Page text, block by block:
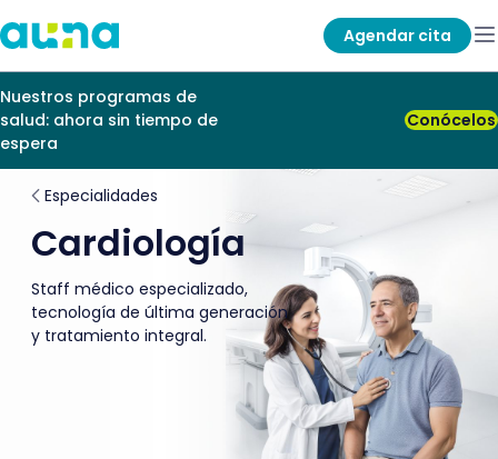
Agendar cita
Nuestros programas de
salud: ahora sin tiempo de
espera
Conócelos
Especialidades
Cardiología
Staff médico especializado,
tecnología de última generación
y tratamiento integral.